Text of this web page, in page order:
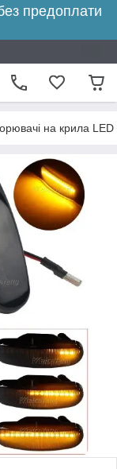
предоплати
на крила LED